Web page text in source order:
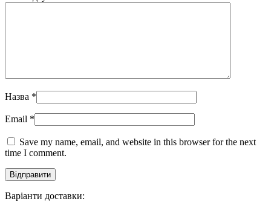
Назва *
Email *
Save my name, email, and website in this browser for the next
time I comment.
Варіанти доставки: